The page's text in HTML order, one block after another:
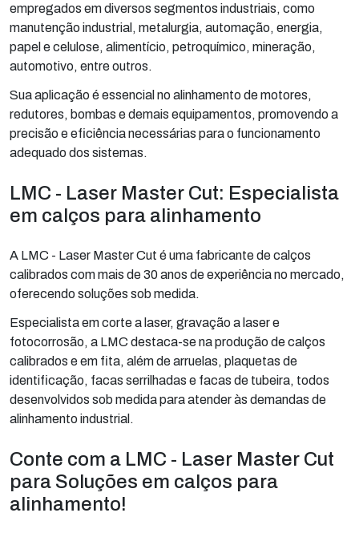
empregados em diversos segmentos industriais, como
manutenção industrial, metalurgia, automação, energia,
papel e celulose, alimentício, petroquímico, mineração,
automotivo, entre outros.
Sua aplicação é essencial no alinhamento de motores,
redutores, bombas e demais equipamentos, promovendo a
precisão e eficiência necessárias para o funcionamento
adequado dos sistemas.
LMC - Laser Master Cut: Especialista
em calços para alinhamento
A LMC - Laser Master Cut é uma fabricante de calços
calibrados com mais de 30 anos de experiência no mercado,
oferecendo soluções sob medida.
Especialista em corte a laser, gravação a laser e
fotocorrosão, a LMC destaca-se na produção de calços
calibrados e em fita, além de arruelas, plaquetas de
identificação, facas serrilhadas e facas de tubeira, todos
desenvolvidos sob medida para atender às demandas de
alinhamento industrial.
Conte com a LMC - Laser Master Cut
para Soluções em calços para
alinhamento!